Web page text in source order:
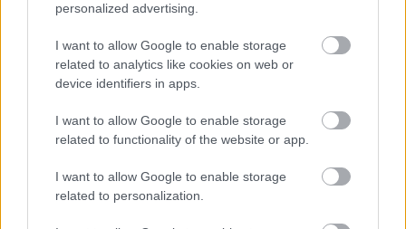
personalized advertising.
I want to allow Google to enable storage
related to analytics like cookies on web or
device identifiers in apps.
I want to allow Google to enable storage
related to functionality of the website or app.
I want to allow Google to enable storage
related to personalization.